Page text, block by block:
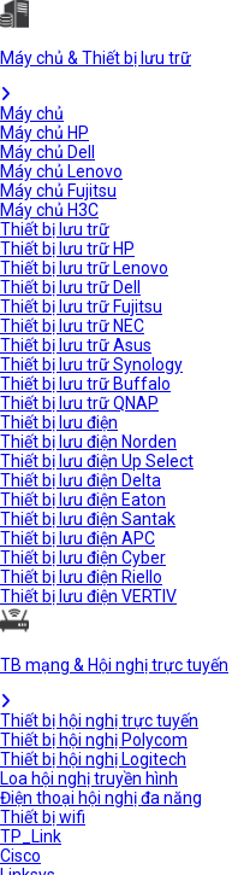
Máy chủ & Thiết bị lưu trữ
Máy chủ
Máy chủ HP
Máy chủ Dell
Máy chủ Lenovo
Máy chủ Fujitsu
Máy chủ H3C
Thiết bị lưu trữ
Thiết bị lưu trữ HP
Thiết bị lưu trữ Lenovo
Thiết bị lưu trữ Dell
Thiết bị lưu trữ Fujitsu
Thiết bị lưu trữ NEC
Thiết bị lưu trữ Asus
Thiết bị lưu trữ Synology
Thiết bị lưu trữ Buffalo
Thiết bị lưu trữ QNAP
Thiết bị lưu điện
Thiết bị lưu điện Norden
Thiết bị lưu điện Up Select
Thiết bị lưu điện Delta
Thiết bị lưu điện Eaton
Thiết bị lưu điện Santak
Thiết bị lưu điện APC
Thiết bị lưu điện Cyber
Thiết bị lưu điện Riello
Thiết bị lưu điện VERTIV
TB mạng & Hội nghị trực tuyến
Thiết bị hội nghị trực tuyến
Thiết bị hội nghị Polycom
Thiết bị hội nghị Logitech
Loa hội nghị truyền hình
Điện thoại hội nghị đa năng
Thiết bị wifi
TP_Link
Cisco